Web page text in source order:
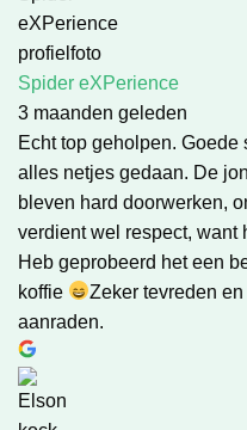
Spider eXPerience
3 maanden geleden
Echt top geholpen.
alles netjes gedaan. De
bleven hard doorwerken,
verdient wel respect, want
Heb geprobeerd het een
koffie
Zeker tevreden
aanraden.